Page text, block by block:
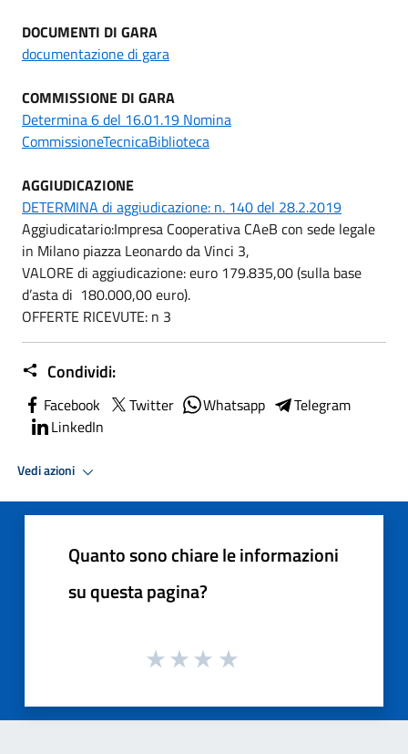
DOCUMENTI DI GARA
documentazione di gara
COMMISSIONE DI GARA
Determina 6 del 16.01.19 Nomina
CommissioneTecnicaBiblioteca
AGGIUDICAZIONE
DETERMINA di aggiudicazione: n. 140 del 28.2.2019
Aggiudicatario:Impresa Cooperativa CAeB con sede legale
in Milano piazza Leonardo da Vinci 3,
VALORE di aggiudicazione: euro 179.835,00 (sulla base
d’asta di 180.000,00 euro).
OFFERTE RICEVUTE: n 3
Condividi:
Facebook Twitter Whatsapp
Telegram
LinkedIn
Vedi azioni
Quanto sono chiare le informazioni
su questa pagina?